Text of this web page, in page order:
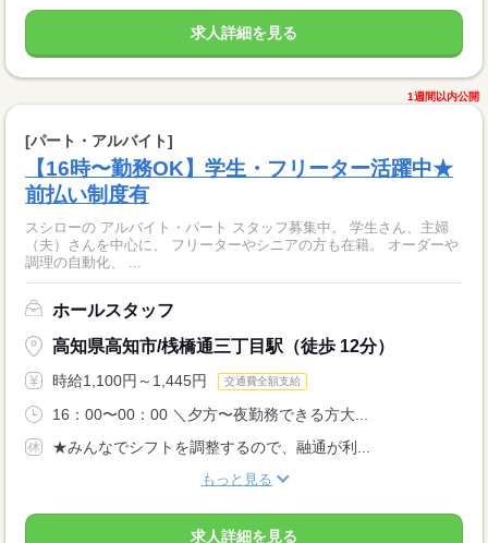
求人詳細を見る
1週間以内公開
[パート・アルバイト]
【16時〜勤務OK】学生・フリーター活躍中★
前払い制度有
スシローの アルバイト・パート スタッフ募集中。 学生さん、主婦
（夫）さんを中心に、 フリーターやシニアの方も在籍。 オーダーや
調理の自動化、 ...
ホールスタッフ
高知県高知市/桟橋通三丁目駅（徒歩 12分）
時給1,100円～1,445円 交通費全額支給
16：00〜00：00 ＼夕方〜夜勤務できる方大...
★みんなでシフトを調整するので、融通が利...
もっと見る
求人詳細を見る